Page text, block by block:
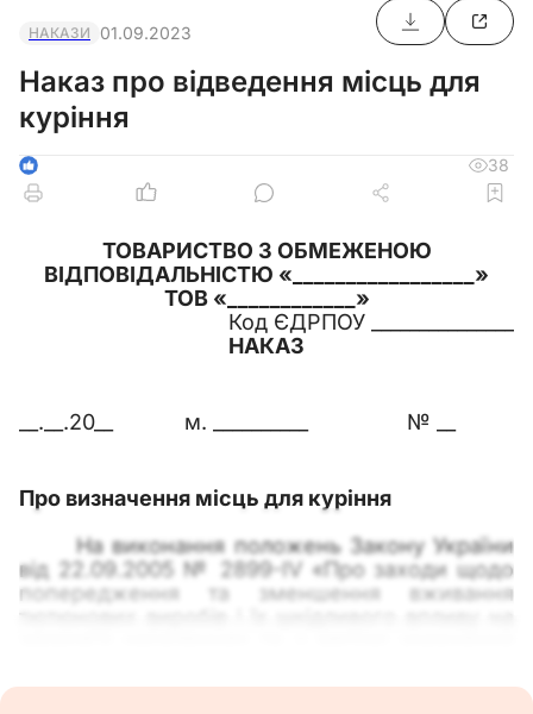
НАКАЗИ 01.09.2023
Наказ про відведення місць для
куріння
1 38
ТОВАРИСТВО З ОБМЕЖЕНОЮ
ВІДПОВІДАЛЬНІСТЮ «_________________»
ТОВ «____________»
Код ЄДРПОУ _______________
НАКАЗ
__.__.20__ м. __________ № __
Про визначення місць для куріння
На виконання положень Закону України
від 22.09.2005 № 2899-ІV «Про заходи щодо
попередження та зменшення вживання
«________», посилення трудової дисципліни і